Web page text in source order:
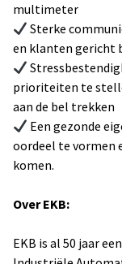
multimeter
Sterke
en klanten gericht
prioriteiten te
aan de bel trekken
Een gezonde
oordeel te vormen
komen.
Over EKB:
EKB is al 50 jaar